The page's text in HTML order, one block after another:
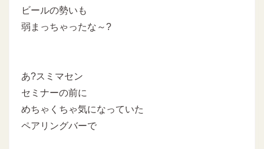
ビールの勢いも
弱まっちゃったな～?
あ?スミマセン
セミナーの前に
めちゃくちゃ気になっていた
ペアリングバーで